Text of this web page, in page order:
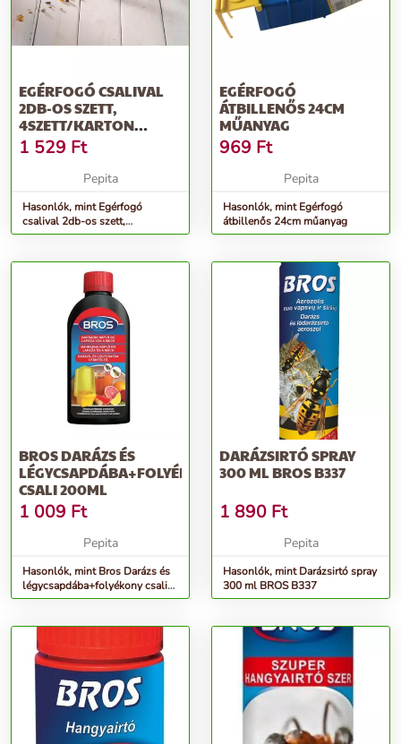
EGÉRFOGÓ CSALIVAL
2DB-OS SZETT,
4SZETT/KARTON
4,5X8X5CM
1 529 Ft
Pepita
Hasonlók, mint Egérfogó
csalival 2db-os szett,
4szett/karton 4,5x8x5cm
EGÉRFOGÓ
ÁTBILLENŐS 24CM
MŰANYAG
969 Ft
Pepita
Hasonlók, mint Egérfogó
átbillenős 24cm műanyag
BROS DARÁZS ÉS
LÉGYCSAPDÁBA+FOLYÉKONY
CSALI 200ML
1 009 Ft
Pepita
Hasonlók, mint Bros Darázs és
légycsapdába+folyékony csali
200ml
DARÁZSIRTÓ SPRAY
300 ML BROS B337
1 890 Ft
Pepita
Hasonlók, mint Darázsirtó spray
300 ml BROS B337